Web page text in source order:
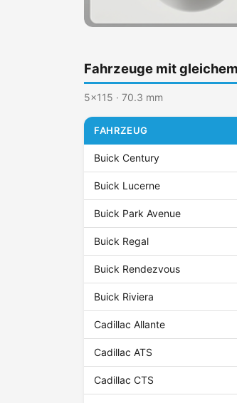
Fahrzeuge mit
5x115 · 70.3 mm
FAHRZEUG
Buick Century
Buick Lucerne
Buick Park Avenue
Buick Regal
Buick Rendezvous
Buick Riviera
Cadillac Allante
Cadillac ATS
Cadillac CTS